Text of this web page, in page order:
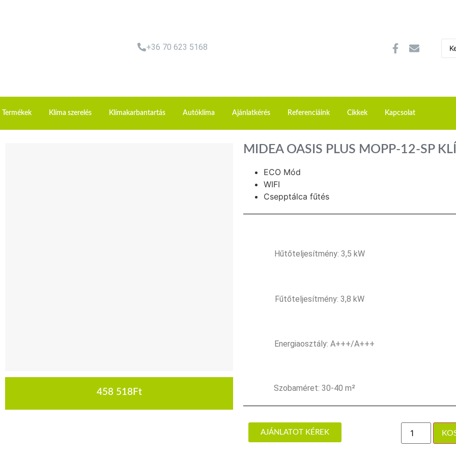
+36 70 623 5168
Termékek Klíma szerelés Klímakarbantartás Autóklíma Ajánlatkérés Referenciáink Cikkek Kapcsolat
458 518Ft
MIDEA OASIS PLUS MOPP-12-SP
ECO Mód
WIFI
Csepptálca fűtés
Hűtőteljesítmény: 3,5 kW
Fűtőteljesítmény: 3,8 kW
Energiaosztály: A+++/A+++
Szobaméret: 30-40 m²
AJÁNLATOT KÉREK